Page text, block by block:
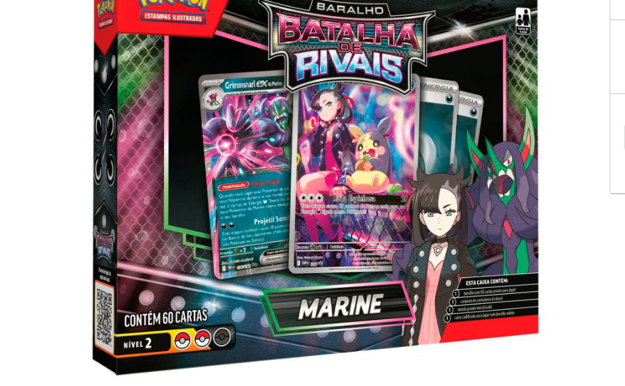
Geek
Miniaturas
PALADINS KITS